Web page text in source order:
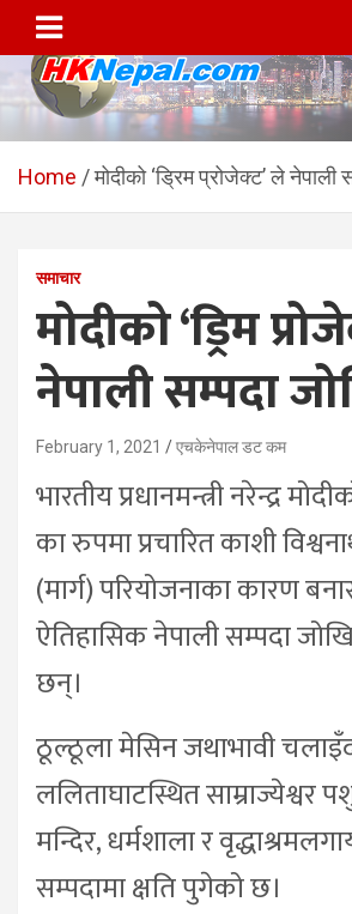
content
HKNepal.com –
सञ्चालित पहिलो
hknepal, hknepal.com, hk nepal, hk nepal
Home मोदीको ‘ड्रिम प्रोजेक्ट’ ले नेपाली
समाचार
मोदीको ‘ड्रिम
नेपाली सम्पदा
February 1, 2021 एचकेनेपाल डट कम
भारतीय प्रधानमन्त्री नरेन्द्र
का रुपमा प्रचारित काशी
(मार्ग) परियोजनाका कारण
ऐतिहासिक नेपाली सम्पदा
छन्।
ठूल्ठूला मेसिन जथाभावी
ललिताघाटस्थित साम्राज्येश्वर
मन्दिर, धर्मशाला र
सम्पदामा क्षति पुगेको छ।